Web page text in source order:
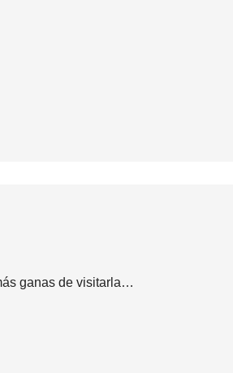
ganas de visitarla…